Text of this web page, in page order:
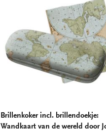
Brillenkoker incl. brillendoekje:
Wandkaart van de wereld door